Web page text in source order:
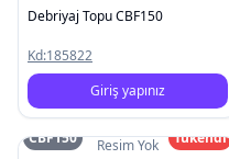
Debriyaj Topu CBF150
Kd:185822
Giriş yapınız
Resim Yok
CBF150
Tükendi